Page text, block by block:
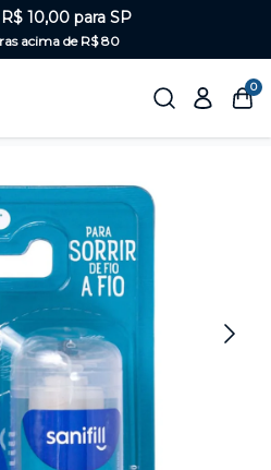
10,00 para SP
acima de R$ 80
0